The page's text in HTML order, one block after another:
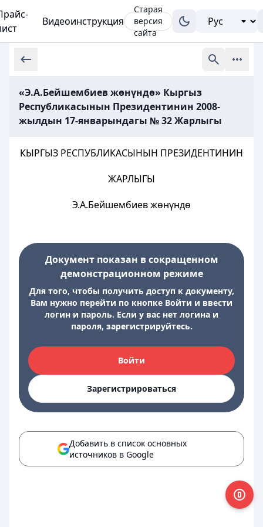
Видеоинструкция
Старая
версия
сайта
«Э.А.Бейшембиев жөнүндө» Кыргыз
Республикасынын Президентинин 2008-
жылдын 17-январындагы № 32 Жарлыгы
КЫРГЫЗ РЕСПУБЛИКАСЫНЫН ПРЕЗИДЕНТИНИН
ЖАРЛЫГЫ
Э.А.Бейшембиев жөнүндө
Документ показан в сокращенном
демонстрационном режиме
Для того, чтобы получить доступ к документу,
Вам нужно перейти по кнопке Войти и ввести
логин и пароль. Если у вас нет логина и
пароля, зарегистрируйтесь.
Войти
Зарегистрироваться
Добавить в список основных
источников в Google